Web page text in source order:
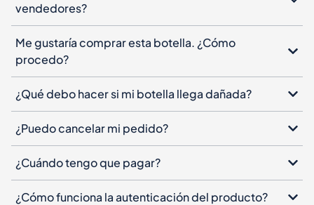
vendedores?
Me gustaría comprar esta botella. ¿Cómo
procedo?
¿Qué debo hacer si mi botella llega dañada?
¿Puedo cancelar mi pedido?
¿Cuándo tengo que pagar?
¿Cómo funciona la autenticación del producto?